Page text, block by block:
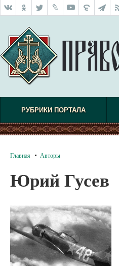
РУБРИКИ ПОРТАЛА
Главная Авторы
Юрий Гусев